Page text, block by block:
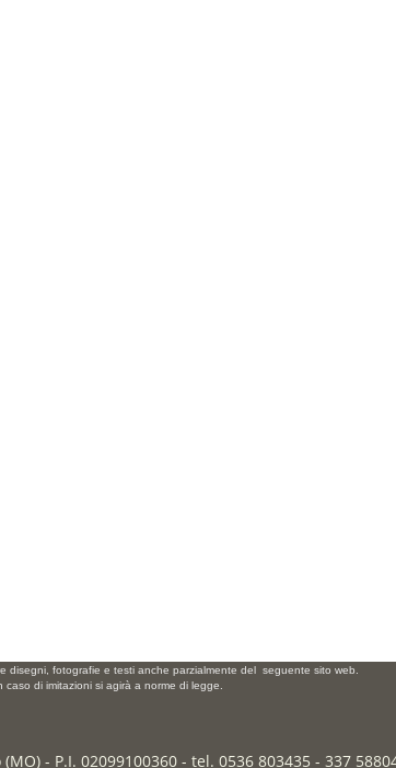
disegni, fotografie e testi anche parzialmente del seguente sito web.
caso di imitazioni si agirà a norme di legge.
- P.I. 02099100360 - tel. 0536 803435 - 337